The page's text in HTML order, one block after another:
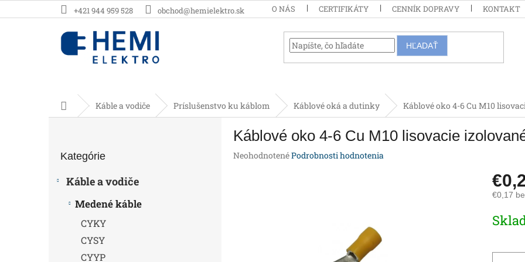
na
+421 944 959 528 obchod@hemielektro.sk O NÁS CERTIFIKÁTY CENNÍK DOPRAVY KONTAKT
HĽADAŤ
DomovKáble a vodiče Príslušenstvo ku káblom Káblové oká a dutinky Káblové oko 4-6 Cu M10
kategórie
Kategórie
Káble a vodiče
Medené káble
CYKY
CYSY
CYYP
Káblové oko 4-6 Cu M10 lisovacie
Priemerné
NeohodnotenéPodrobnosti hodnotenia
€0,17
cena: